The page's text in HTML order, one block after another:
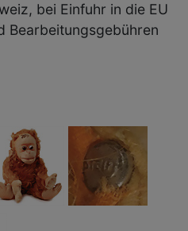
bei Einfuhr in die EU
Bearbeitungsgebühren